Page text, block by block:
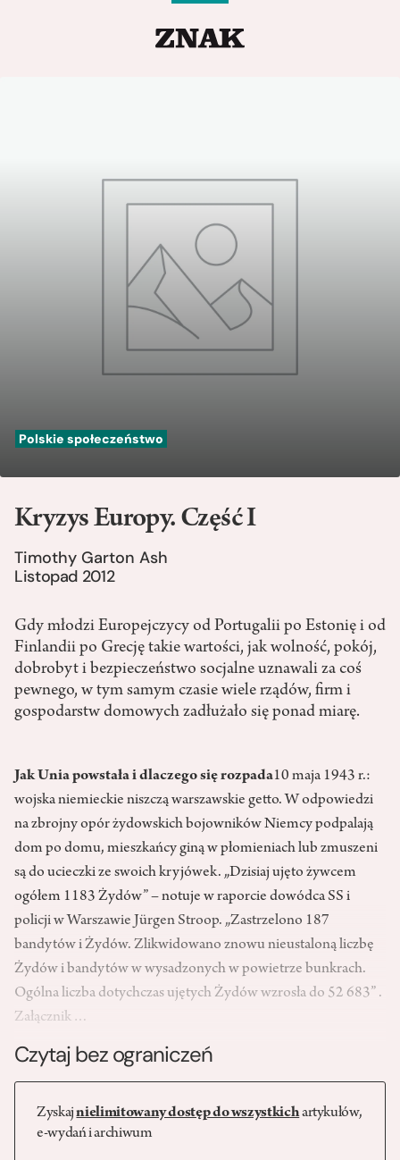
Polskie społeczeństwo
Kryzys Europy. Część I
Timothy Garton Ash
Listopad 2012
Gdy młodzi Europejczycy od Portugalii po Estonię i od
Finlandii po Grecję takie wartości, jak wolność, pokój,
dobrobyt i bezpieczeństwo socjalne uznawali za coś
pewnego, w tym samym czasie wiele rządów, firm i
gospodarstw domowych zadłużało się ponad miarę.
Jak Unia powstała i dlaczego się rozpada10 maja 1943 r.:
wojska niemieckie niszczą warszawskie getto. W odpowiedzi
na zbrojny opór żydowskich bojowników Niemcy podpalają
dom po domu, mieszkańcy giną w płomieniach lub zmuszeni
są do ucieczki ze swoich kryjówek. „Dzisiaj ujęto żywcem
ogółem 1183 Żydów” – notuje w raporcie dowódca SS i
policji w Warszawie Jürgen Stroop. „Zastrzelono 187
bandytów i Żydów. Zlikwidowano znowu nieustaloną liczbę
Żydów i bandytów w wysadzonych w powietrze bunkrach.
Ogólna liczba dotychczas ujętych Żydów wzrosła do 52 683” .
Załącznik…
Czytaj bez ograniczeń
Zyskajnielimitowany dostęp do wszystkichartykułów,
e-wydań i archiwum